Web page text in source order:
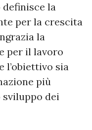
la
per la crescita
la
per il lavoro
l’obiettivo sia
più
sviluppo dei